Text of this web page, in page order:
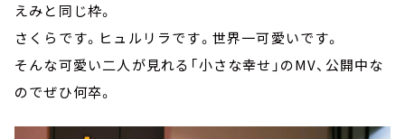
えみと同じ枠。
さくらです。ヒュルリラです。世界一可愛いです。
そんな可愛い二人が見れる「小さな幸せ」のMV、公開中な
のでぜひ何卒。